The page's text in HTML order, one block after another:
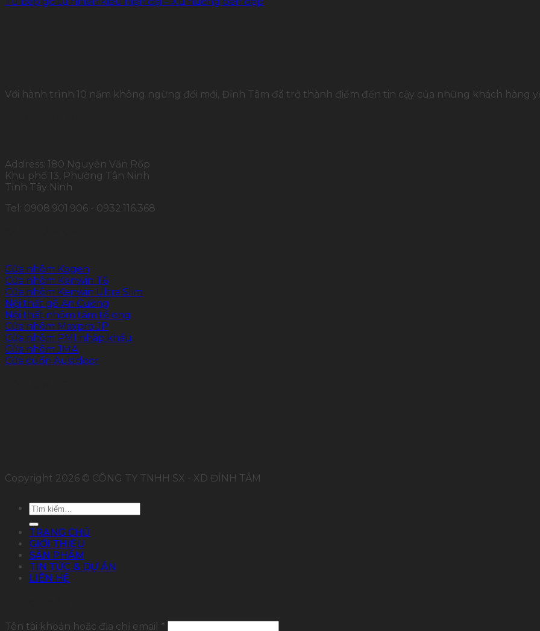
Với hành trình 10 năm không ngừng đổi mới, Đỉnh Tâm đã trở thành điểm đến tin cậy của những khách hàng
Address: 180 Nguyễn Văn Rốp
Khu phố 13, Phường Tân Ninh
Tỉnh Tây Ninh
Tel: 0908.901.906 - 0932.116.368
Cửa nhôm Kogen
Cửa nhôm Kenwin T6
Cửa nhôm Kenwin Ultra Slim
Nội thất gỗ An Cường
Nội thất nhôm tấm tổ ong
Cửa nhôm Maxpro.JP
Cửa nhôm PMI nhập khẩu
Cửa nhôm JMA
Cửa cuốn Austdoor
Copyright 2026 © CÔNG TY TNHH SX - XD ĐỈNH TÂM
Tìm
kiếm:
TRANG CHỦ
GIỚI THIỆU
SẢN PHẨM
TIN TỨC & DỰ ÁN
LIÊN HỆ
Tên tài khoản hoặc địa chỉ email *